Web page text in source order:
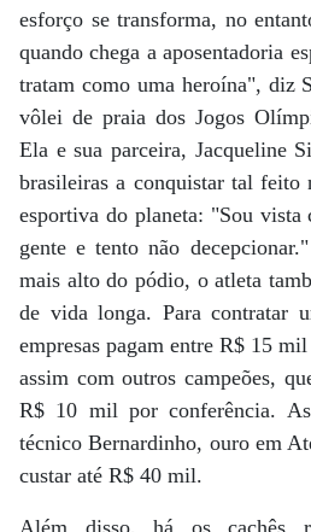
esforço se transforma, no
quando chega a aposentadoria
tratam como uma heroína", diz
vôlei de praia dos Jogos
Ela e sua parceira, Jacqueline
brasileiras a conquistar tal feito
esportiva do planeta: "Sou
gente e tento não
mais alto do pódio, o atleta
de vida longa. Para contratar
empresas pagam entre R$ 15
assim com outros campeões,
R$ 10 mil por conferência.
técnico Bernardinho, ouro em
custar até R$ 40 mil.
Além disso, há os cachês